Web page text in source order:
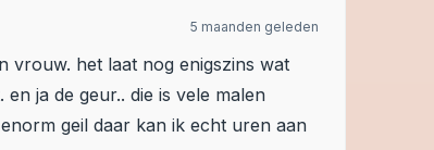
5 maanden geleden
vrouw. het laat nog enigszins wat
ja de geur.. die is vele malen
geil daar kan ik echt uren aan